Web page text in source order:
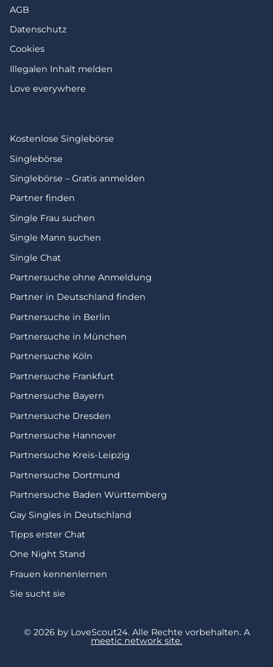
AGB
Datenschutz
Cookies
Illegalen Inhalt melden
Love everywhere
Kostenlose Singlebörse
Singlebörse
Singlebörse – Gratis anmelden
Partner finden
Single Frau suchen
Single Mann suchen
Single Chat
Partnersuche ohne Anmeldung
Partner in Deutschland finden
Partnersuche in Berlin
Partnersuche in München
Partnersuche Köln
Partnersuche Frankfurt
Partnersuche Bayern
Partnersuche Dresden
Partnersuche Hannover
Partnersuche Kreis-Leipzig
Partnersuche Dortmund
Partnersuche Baden Württemberg
Gay Singles in Deutschland
Tipps erster Chat
One Night Stand
Frauen kennenlernen
Sie sucht sie
© 2026 by LoveScout24. Alle Rechte vorbehalten. A
meetic network site.